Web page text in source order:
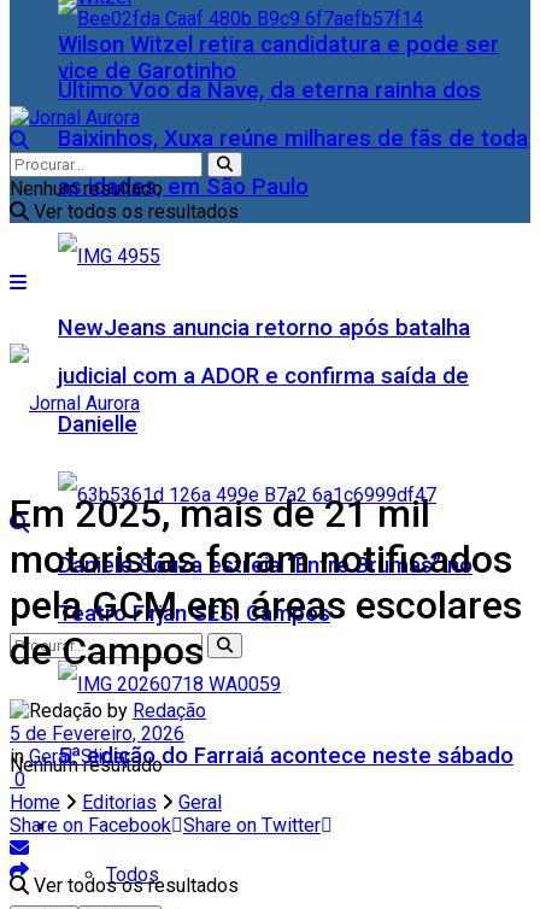
Último Voo da Nave, da eterna rainha dos
Baixinhos, Xuxa reúne milhares de fãs de toda
as idades, em São Paulo
NewJeans anuncia retorno após batalha
judicial com a ADOR e confirma saída de
Danielle
Daniele Souza estreia “Entre Brumas” no
Teatro Firjan SESI Campos
5ª edição do Farraiá acontece neste sábado
Cidades
Todos
Wilson Witzel retira candidatura e pode ser
vice de Garotinho
Nenhum resultado
Ver todos os resultados
Nenhum resultado
Ver todos os resultados
Em 2025, mais de 21 mil
motoristas foram notificados
pela GCM em áreas escolares
de Campos
by Redação
5 de Fevereiro, 2026
in Geral,Slider
0
Home
Editorias
Geral
Share on Facebook Share on Twitter